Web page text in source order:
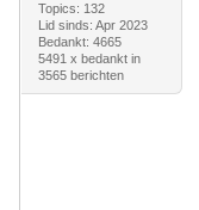
Topics: 132
Lid sinds: Apr 2023
Bedankt: 4665
5491 x bedankt in
3565 berichten